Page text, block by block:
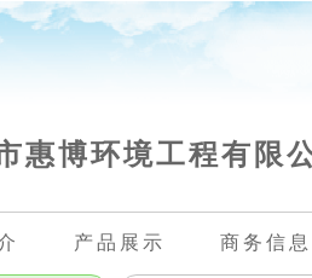
惠博环境工程有限
产品展示 商务信息